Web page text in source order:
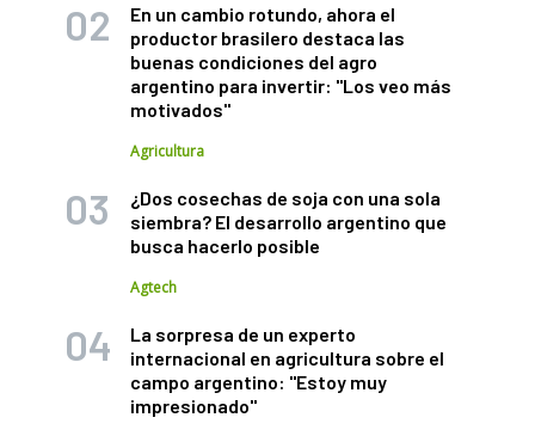
En un cambio rotundo, ahora el
productor brasilero destaca las
buenas condiciones del agro
argentino para invertir: "Los veo más
motivados"
Agricultura
¿Dos cosechas de soja con una sola
siembra? El desarrollo argentino que
busca hacerlo posible
Agtech
La sorpresa de un experto
internacional en agricultura sobre el
campo argentino: "Estoy muy
impresionado"